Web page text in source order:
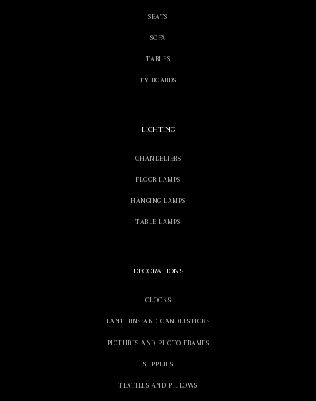
SEATS
SOFA
TABLES
TV BOARDS
LIGHTING
CHANDELIERS
FLOOR LAMPS
HANGING LAMPS
TABLE LAMPS
DECORATIONS
CLOCKS
LANTERNS AND CANDLESTICKS
PICTURES AND PHOTO FRAMES
SUPPLIES
TEXTILES AND PILLOWS